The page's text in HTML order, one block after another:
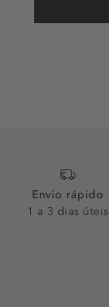
Envio rápido
1 a 3 dias úteis